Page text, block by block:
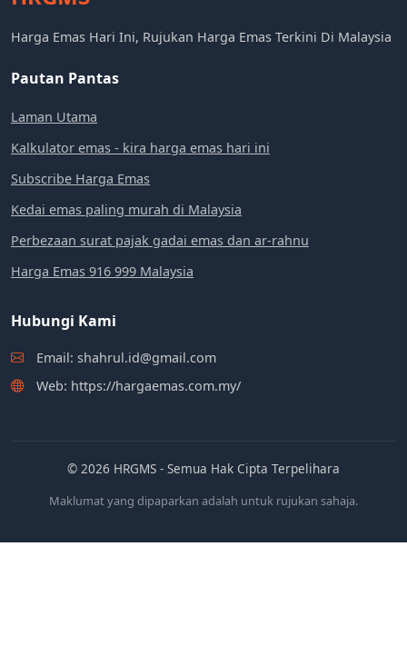
Harga Emas Hari Ini, Rujukan Harga Emas Terkini Di Malaysia
Pautan Pantas
Laman Utama
Kalkulator emas - kira harga emas hari ini
Subscribe Harga Emas
Kedai emas paling murah di Malaysia
Perbezaan surat pajak gadai emas dan ar-rahnu
Harga Emas 916 999 Malaysia
Hubungi Kami
Email: shahrul.id@gmail.com
Web: https://hargaemas.com.my/
© 2026 HRGMS - Semua Hak Cipta Terpelihara
Maklumat yang dipaparkan adalah untuk rujukan sahaja.